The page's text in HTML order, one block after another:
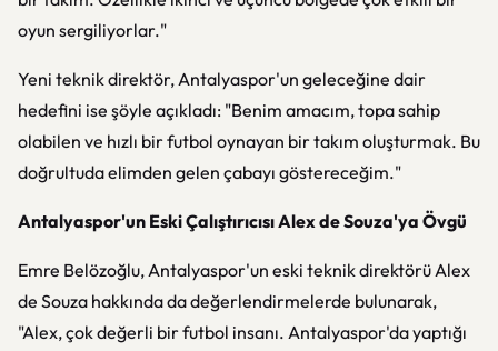
oyun sergiliyorlar."
Yeni teknik direktör, Antalyaspor'un geleceğine dair
hedefini ise şöyle açıkladı: "Benim amacım, topa sahip
olabilen ve hızlı bir futbol oynayan bir takım oluşturmak. Bu
doğrultuda elimden gelen çabayı göstereceğim."
Antalyaspor'un Eski Çalıştırıcısı Alex de Souza'ya Övgü
Emre Belözoğlu, Antalyaspor'un eski teknik direktörü Alex
de Souza hakkında da değerlendirmelerde bulunarak,
"Alex, çok değerli bir futbol insanı. Antalyaspor'da yaptığı